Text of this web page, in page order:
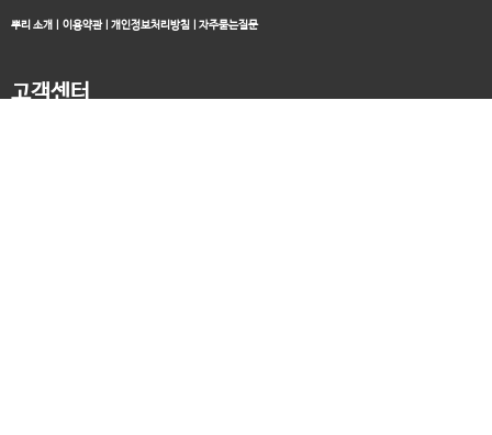
뿌리 소개 이용약관 개인정보처리방침 자주묻는질문
고객센터